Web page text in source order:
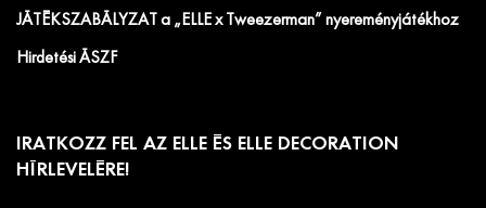
JÁTÉKSZABÁLYZAT a „ELLE x Tweezerman” nyereményjátékhoz
Hirdetési ÁSZF
IRATKOZZ FEL AZ ELLE ÉS ELLE DECORATION
HÍRLEVELÉRE!